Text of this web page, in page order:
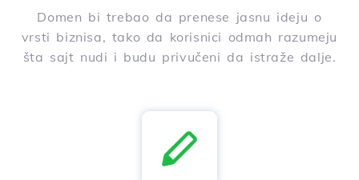
Domen bi trebao da prenese jasnu ideju o
vrsti biznisa, tako da korisnici odmah razumeju
šta sajt nudi i budu privučeni da istraže dalje.